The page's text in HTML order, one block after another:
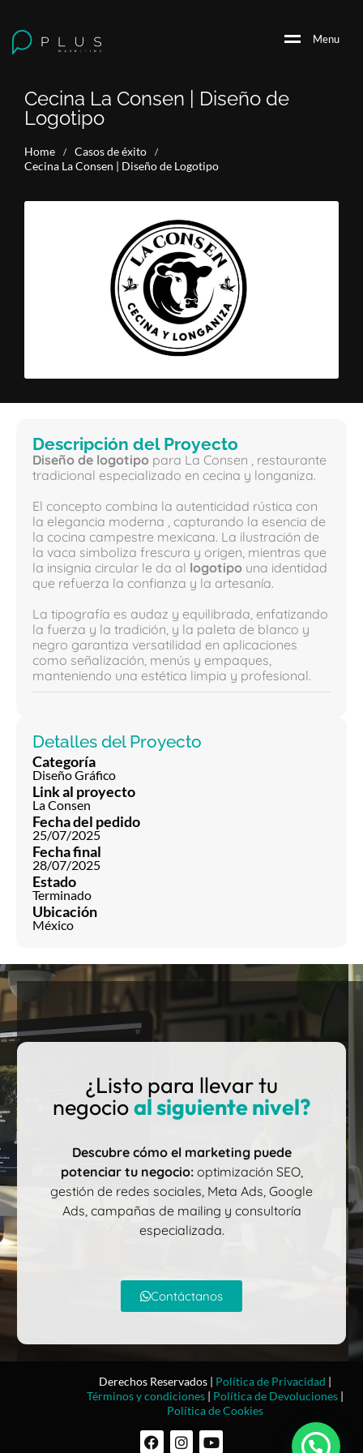
Menu
Cecina La Consen | Diseño de
Logotipo
Home / Casos de éxito /
Cecina La Consen | Diseño de Logotipo
Descripción del Proyecto
Diseño de logotipo para La Consen , restaurante
tradicional especializado en cecina y longaniza.
El concepto combina la autenticidad rústica con
la elegancia moderna , capturando la esencia de
la cocina campestre mexicana. La ilustración de
la vaca simboliza frescura y origen, mientras que
la insignia circular le da al logotipo una identidad
que refuerza la confianza y la artesanía.
La tipografía es audaz y equilibrada, enfatizando
la fuerza y ​​la tradición, y la paleta de blanco y
negro garantiza versatilidad en aplicaciones
como señalización, menús y empaques,
manteniendo una estética limpia y profesional.
Detalles del Proyecto
Categoría
Diseño Gráfico
Link al proyecto
La Consen
Fecha del pedido
25/07/2025
Fecha final
28/07/2025
Estado
Terminado
Ubicación
México
¿Listo para llevar tu
negocioal siguiente nivel?
Descubre cómo el marketing puede
potenciar tu negocio:optimización SEO,
gestión de redes sociales, Meta Ads, Google
Ads, campañas de mailing y consultoría
especializada.
Contáctanos
Derechos Reservados | Política de Privacidad |
Términos y condiciones | Política de Devoluciones |
Política de Cookies